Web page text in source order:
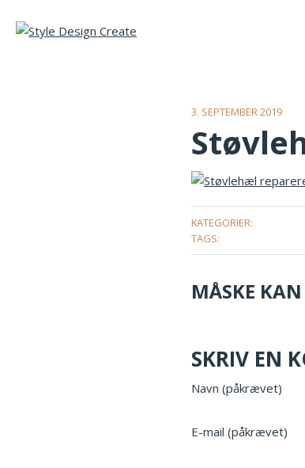
3. SEPTEMBER 2019
KATEGORIER:
TAGS:
MÅSKE
SKRIV EN
Navn (påkrævet)
E-mail (påkrævet)